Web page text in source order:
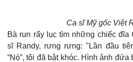
Ca sĩ Mỹ gốc Việt
Bà run rẩy lục tìm những chiếc đĩa
sĩ Randy, rưng rưng: "Lần đầu
“Nó”, tôi đã bật khóc. Hình ảnh